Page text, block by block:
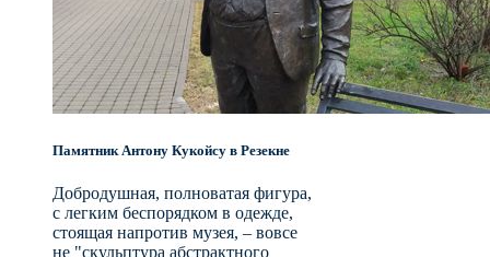
Памятник Антону Кукойсу в Резекне
Добродушная, полноватая фигура,
с легким беспорядком в одежде,
стоящая напротив музея, – вовсе
не "скульптура абстрактного